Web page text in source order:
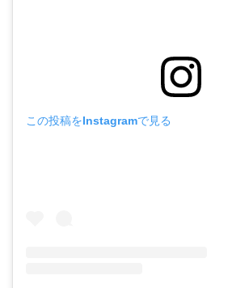
この投稿をInstagramで見る